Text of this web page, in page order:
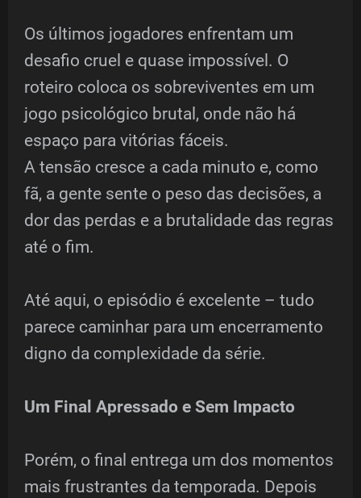
Os últimos jogadores enfrentam um
desafio cruel e quase impossível. O
roteiro coloca os sobreviventes em um
jogo psicológico brutal, onde não há
espaço para vitórias fáceis.
A tensão cresce a cada minuto e, como
fã, a gente sente o peso das decisões, a
dor das perdas e a brutalidade das regras
até o fim.
Até aqui, o episódio é excelente – tudo
parece caminhar para um encerramento
digno da complexidade da série.
Um Final Apressado e Sem Impacto
Porém, o final entrega um dos momentos
mais frustrantes da temporada. Depois